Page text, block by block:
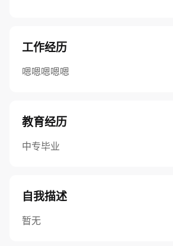
工作经历
嗯嗯嗯嗯嗯
教育经历
中专毕业
自我描述
暂无